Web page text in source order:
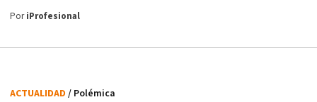
PoriProfesional
ACTUALIDAD / Polémica